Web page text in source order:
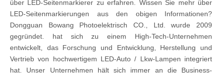
über LED-Seitenmarkierer zu erfahren. Wissen Sie mehr über
LED-Seitenmarkierungen aus den obigen Informationen?
Dongguan Bowang Photoelektrisch CO., Ltd. wurde 2009
gegründet. hat sich zu einem High-Tech-Unternehmen
entwickelt, das Forschung und Entwicklung, Herstellung und
Vertrieb von hochwertigem LED-Auto / Lkw-Lampen integriert
hat. Unser Unternehmen hält sich immer an die Business-